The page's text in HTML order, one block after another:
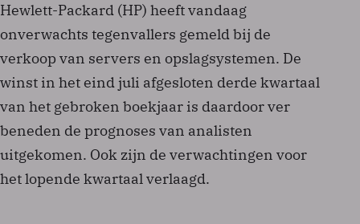
Hewlett-Packard (HP) heeft vandaag
onverwachts tegenvallers gemeld bij de
verkoop van servers en opslagsystemen. De
winst in het eind juli afgesloten derde kwartaal
van het gebroken boekjaar is daardoor ver
beneden de prognoses van analisten
uitgekomen. Ook zijn de verwachtingen voor
het lopende kwartaal verlaagd.